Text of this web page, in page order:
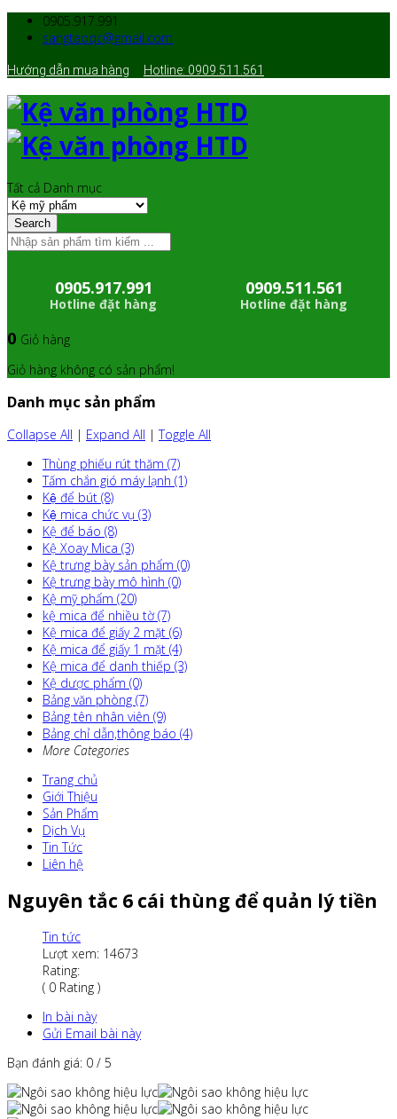
0905.917.991
sangtaoqc@gmail.com
Hướng dẫn mua hàng Hotline: 0909.511.561
Tất cả Danh mục
Search
0905.917.991
Hotline đặt hàng
0909.511.561
Hotline đặt hàng
0 Giỏ hàng
Giỏ hàng không có sản phẩm!
Danh mục sản phẩm
Collapse All | Expand All |Toggle All
Thùng phiếu rút thăm (7)
Tấm chắn gió máy lạnh (1)
Kệ để bút (8)
Kệ mica chức vụ (3)
Kệ để báo (8)
Kệ Xoay Mica (3)
Kệ trưng bày sản phẩm (0)
Kệ trưng bày mô hình (0)
Kệ mỹ phẩm (20)
kệ mica để nhiều tờ (7)
Kệ mica để giấy 2 mặt (6)
Kệ mica để giấy 1 mặt (4)
Kệ mica để danh thiếp (3)
Kệ dược phẩm (0)
Bảng văn phòng (7)
Bảng tên nhân viên (9)
Bảng chỉ dẫn,thông báo (4)
More Categories
Trang chủ
Giới Thiệu
Sản Phẩm
Dịch Vụ
Tin Tức
Liên hệ
Nguyên tắc 6 cái thùng để quản lý tiền
Tin tức
Lượt xem: 14673
Rating:
( 0 Rating )
In bài này
Gửi Email bài này
Bạn đánh giá: 0 / 5